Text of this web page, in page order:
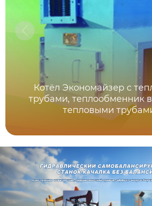
Котёл Экономайзер с
трубами, теплообменник
тепловыми